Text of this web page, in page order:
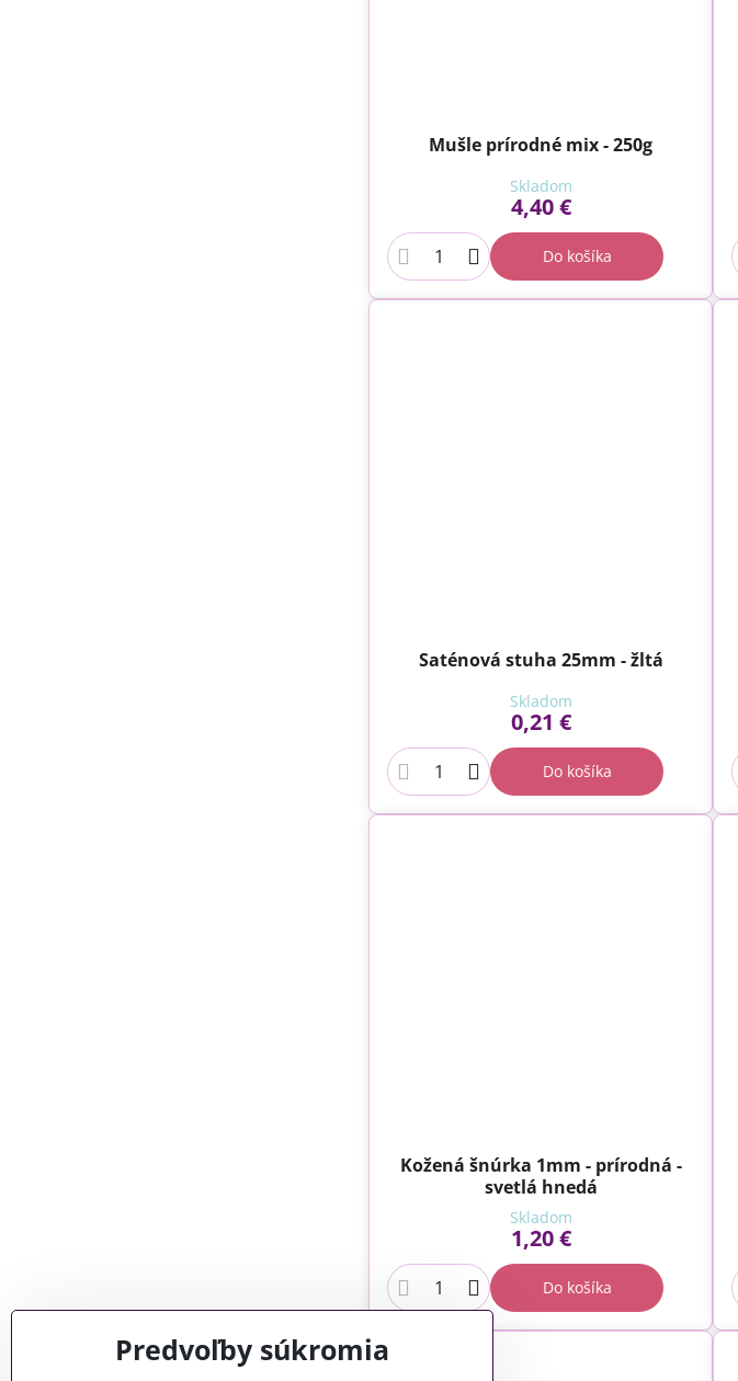
Mušle prírodné mix - 250g
Skladom
4,40 €
Do košíka
Saténová stuha 25mm - žltá
Skladom
0,21 €
Do košíka
Kožená šnúrka 1mm - prírodná -
svetlá hnedá
Skladom
1,20 €
Do košíka
Predvoľby súkromia